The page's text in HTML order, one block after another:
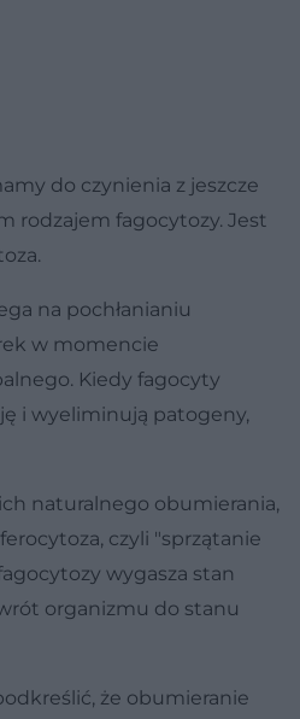
do czynienia z jeszcze
rodzajem fagocytozy. Jest
na pochłanianiu
w momencie
Kiedy fagocyty
i wyeliminują patogeny,
naturalnego obumierania,
czyli "sprzątanie
wygasza stan
organizmu do stanu
że obumieranie